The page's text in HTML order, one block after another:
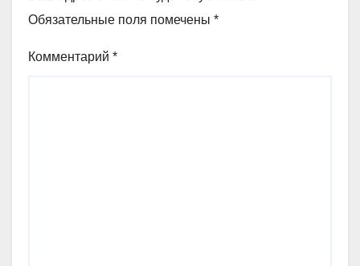
Обязательные поля помечены *
Комментарий *